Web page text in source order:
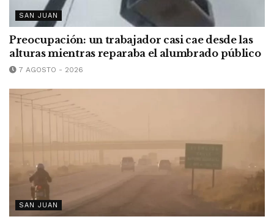
SAN JUAN
Preocupación: un trabajador casi cae desde las
alturas mientras reparaba el alumbrado público
7 AGOSTO - 2026
SAN JUAN